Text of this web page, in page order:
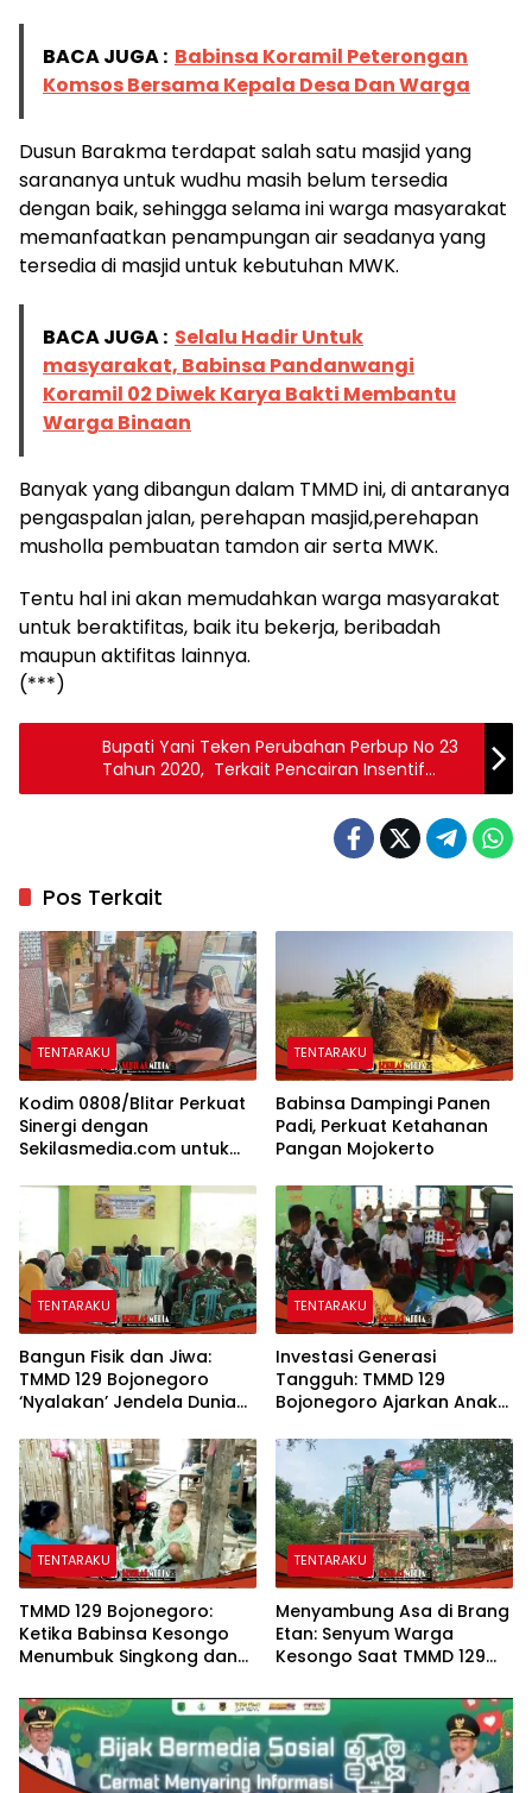
BACA JUGA : Babinsa Koramil Peterongan
Komsos Bersama Kepala Desa Dan Warga
Dusun Barakma terdapat salah satu masjid yang
sarananya untuk wudhu masih belum tersedia
dengan baik, sehingga selama ini warga masyarakat
memanfaatkan penampungan air seadanya yang
tersedia di masjid untuk kebutuhan MWK.
BACA JUGA : Selalu Hadir Untuk
masyarakat, Babinsa Pandanwangi
Koramil 02 Diwek Karya Bakti Membantu
Warga Binaan
Banyak yang dibangun dalam TMMD ini, di antaranya
pengaspalan jalan, perehapan masjid,perehapan
musholla pembuatan tamdon air serta MWK.
Tentu hal ini akan memudahkan warga masyarakat
untuk beraktifitas, baik itu bekerja, beribadah
maupun aktifitas lainnya.
(***)
Bupati Yani Teken Perubahan Perbup No 23
Tahun 2020, Terkait Pencairan Insentif
Nakes Covid-19
Pos Terkait
TENTARAKU
Kodim 0808/Blitar Perkuat
Sinergi dengan
Sekilasmedia.com untuk
Informasi Positif
TENTARAKU
Babinsa Dampingi Panen
Padi, Perkuat Ketahanan
Pangan Mojokerto
TENTARAKU
Bangun Fisik dan Jiwa:
TMMD 129 Bojonegoro
‘Nyalakan’ Jendela Dunia
TENTARAKU
Investasi Generasi
Tangguh: TMMD 129
Bojonegoro Ajarkan Anak
Bencana Sejak Dini
TENTARAKU
TMMD 129 Bojonegoro:
Ketika Babinsa Kesongo
Menumbuk Singkong dan
dengan Warga
TENTARAKU
Menyambung Asa di Brang
Etan: Senyum Warga
Kesongo Saat TMMD 129
Jembatan Impian